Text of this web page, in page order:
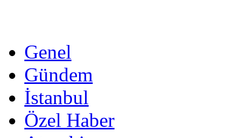
Genel
Gündem
İstanbul
Özel Haber